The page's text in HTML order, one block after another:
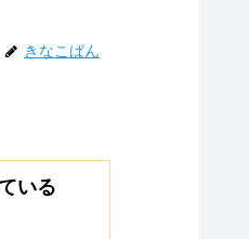
きなこぱん
いる